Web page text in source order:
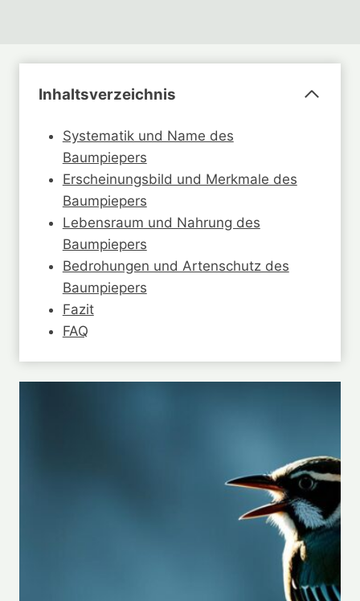
Inhaltsverzeichnis
Systematik und Name des
Baumpiepers
Erscheinungsbild und Merkmale des
Baumpiepers
Lebensraum und Nahrung des
Baumpiepers
Bedrohungen und Artenschutz des
Baumpiepers
Fazit
FAQ